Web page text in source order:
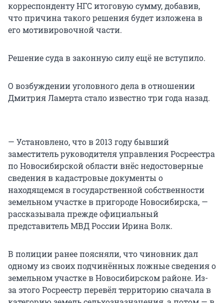
корреспонденту НГС итоговую сумму, добавив,
что причина такого решения будет изложена в
его мотивировочной части.
Решение суда в законную силу ещё не вступило.
О возбуждении уголовного дела в отношении
Дмитрия Ламерта стало известно три года назад.
— Установлено, что в 2013 году бывший
заместитель руководителя управления Росреестра
по Новосибирской области внёс недостоверные
сведения в кадастровые документы о
находящемся в государственной собственности
земельном участке в пригороде Новосибирска, —
рассказывала прежде официальный
представитель МВД России Ирина Волк.
В полиции ранее поясняли, что чиновник дал
одному из своих подчинённых ложные сведения о
земельном участке в Новосибирском районе. Из-
за этого Росреестр перевёл территорию сначала в